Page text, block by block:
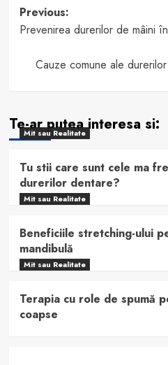
Post
navigation
Previous:
Prevenirea durerilor de mâini
Cauze comune ale
Te-ar putea interesa si:
Mit sau Realitate
Tu stii care sunt cele ma
durerilor dentare?
Mit sau Realitate
Beneficiile stretching-ului
mandibulă
Mit sau Realitate
Terapia cu role de spumă
coapse